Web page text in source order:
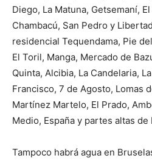
Diego, La Matuna, Getsemaní,
Chambacú, San Pedro y
residencial Tequendama, Pie
El Toril, Manga, Mercado de
Quinta, Alcibia, La Candelaria,
Francisco, 7 de Agosto, Lomas
Martínez Martelo, El Prado,
Medio, España y partes altas de
Tampoco habrá agua en